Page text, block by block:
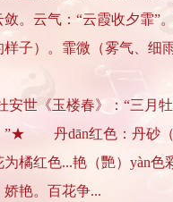
。云气：“云霞收夕霏”
子）。霏微（雾气、细
世《玉楼春》：“三月牡
”★ 丹dān红色：丹砂
橘红色...艳（艷）yàn色
艳。百花争...